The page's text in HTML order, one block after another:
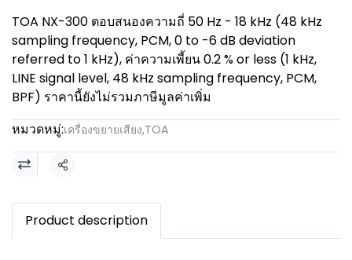
TOA NX-300 ตอบสนองความถี่ 50 Hz - 18 kHz (48 kHz
sampling frequency, PCM, 0 to -6 dB deviation
referred to 1 kHz), ค่าความเพี้ยน 0.2 % or less (1 kHz,
LINE signal level, 48 kHz sampling frequency, PCM,
BPF) ราคานี้ยังไม่รวมภาษีมูลค่าเพิ่ม
หมวดหมู่:เครื่องขยายเสียง,TOA
แชร์
Product description